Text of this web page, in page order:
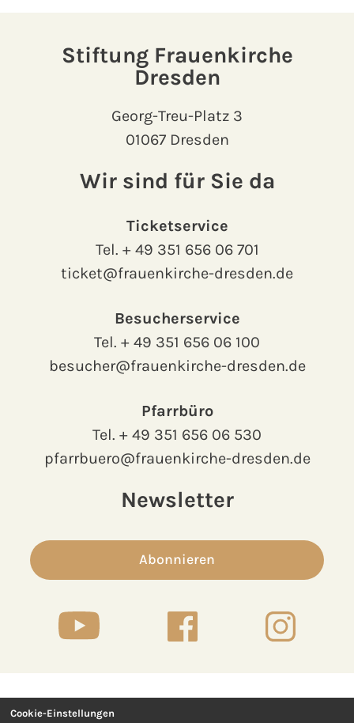
Stiftung Frauenkirche
Dresden
Georg-Treu-Platz 3
01067 Dresden
Wir sind für Sie da
Ticketservice
Tel. + 49 351 656 06 701
ticket@frauenkirche-dresden.de
Besucherservice
Tel. + 49 351 656 06 100
besucher@frauenkirche-dresden.de
Pfarrbüro
Tel. + 49 351 656 06 530
pfarrbuero@frauenkirche-dresden.de
Newsletter
Abonnieren
Kontakt
Cookie-Einstellungen